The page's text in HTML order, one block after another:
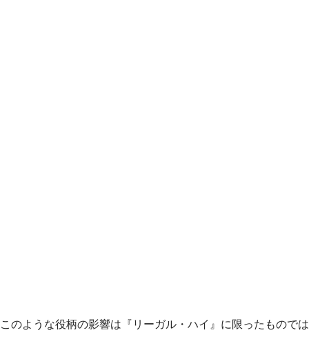
このような役柄の影響は『リーガル・ハイ』に限ったものでは